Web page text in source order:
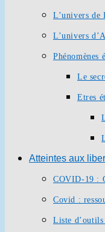
L’univers de
L’univers
Phénomènes
Le
Etres
Atteintes aux
COVID-19 :
Covid :
Liste